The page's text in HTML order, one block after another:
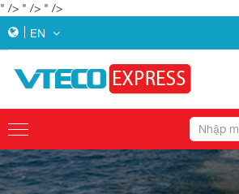
" /> " /> " />
EN